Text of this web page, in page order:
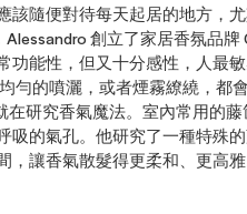
該隨便對待每天起居的地方，
創立了家居香氛品
功能性，但又十分感性，人最
勻的噴灑，或者煙霧繚繞，都
在研究香氣魔法。室內常用的
吸的氣孔。他研究了一種特殊
，讓香氣散髮得更柔和、更高